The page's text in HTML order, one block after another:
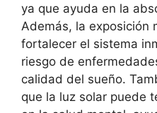
ya que ayuda en la
Además, la exposición
fortalecer el sistema
riesgo de
calidad del sueño.
que la luz solar puede